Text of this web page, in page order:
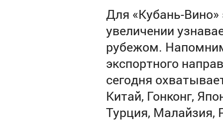
Для «Кубань-Вино»
увеличении
рубежом.
экспортного
сегодня
Китай, Гонконг,
Турция, Малайзия,